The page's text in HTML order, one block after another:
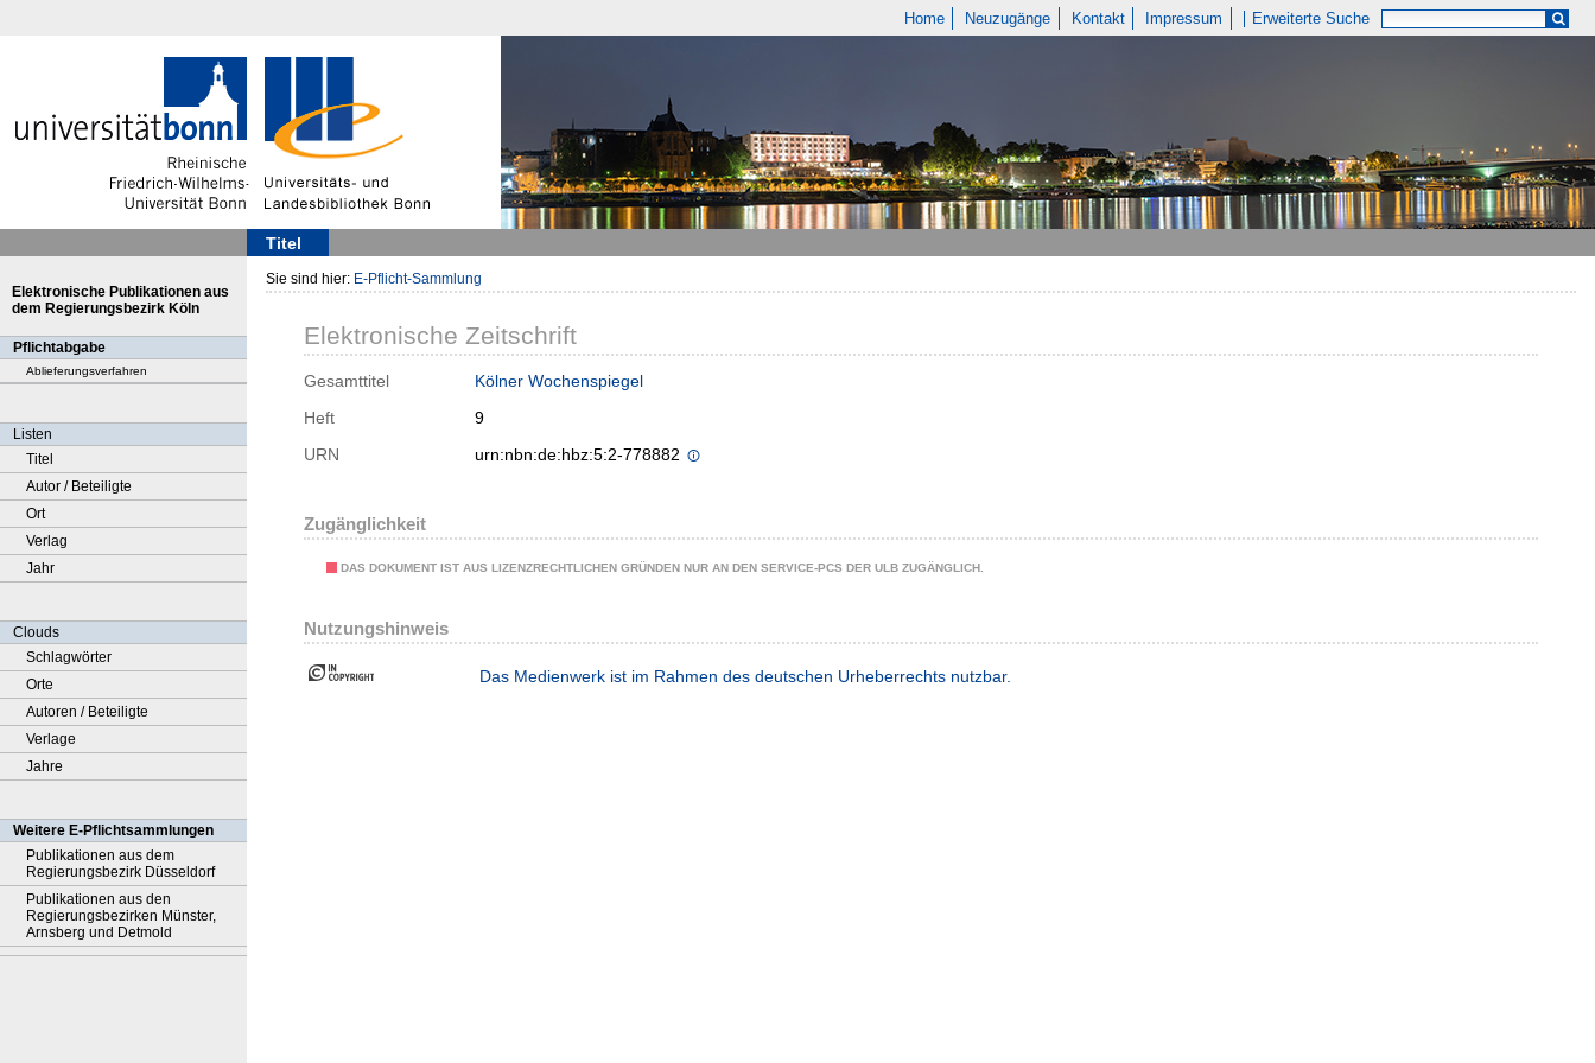
Home Neuzugänge Kontakt Impressum Erweiterte Suche
Titel
Elektronische Publikationen aus
dem Regierungsbezirk Köln
Pflichtabgabe
Ablieferungsverfahren
Listen
Titel
Autor / Beteiligte
Ort
Verlag
Jahr
Clouds
Schlagwörter
Orte
Autoren / Beteiligte
Verlage
Jahre
Weitere E-Pflichtsammlungen
Publikationen aus dem
Regierungsbezirk Düsseldorf
Publikationen aus den
Regierungsbezirken Münster,
Arnsberg und Detmold
Sie sind hier: E-Pflicht-Sammlung
Elektronische Zeitschrift
Gesamttitel
Kölner Wochenspiegel
Heft
9
URN
urn:nbn:de:hbz:5:2-778882
Zugänglichkeit
DAS DOKUMENT IST AUS LIZENZRECHTLICHEN GRÜNDEN NUR AN DEN SERVICE-PCS DER ULB ZUGÄNGLICH.
Nutzungshinweis
Das Medienwerk ist im Rahmen des deutschen Urheberrechts nutzbar.